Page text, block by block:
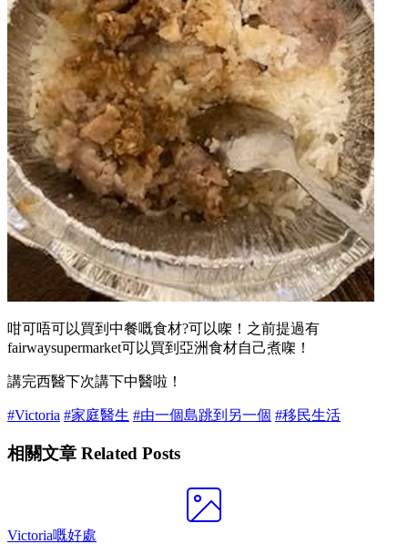
咁可唔可以買到中餐嘅食材?可以㗎！之前提過有
fairwaysupermarket可以買到亞洲食材自己煮㗎！
講完西醫下次講下中醫啦！
#Victoria #家庭醫生 #由一個島跳到另一個 #移民生活
相關文章 Related Posts
Victoria嘅好處